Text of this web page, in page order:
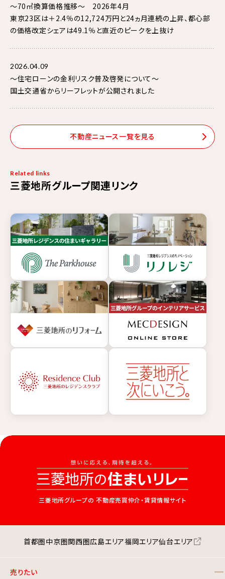
～70㎡換算価格推移～ 2026年4月
東京23区は＋2.4％の12,724万円と24ヵ月連続の上昇、都心部
の価格改定シェアは49.1％と直近のピークを上抜け
2026.04.09
～住宅ローンの金利リスク普及啓発について～
国土交通省からリーフレットが公開されました
不動産ニュース一覧を見る
Related links
三菱地所グループ関連リンク
三菱地所グループの 不動産売買仲介・賃貸情報サイト
首都圏中京圏関西圏広島エリア福岡エリア仙台エリア
売りたい